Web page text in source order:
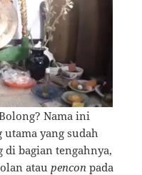
Nama ini
yang sudah
di bagian tengahnya,
atau pencon pada